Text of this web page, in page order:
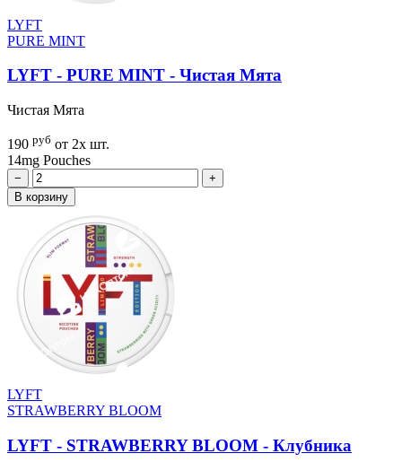
LYFT
PURE MINT
LYFT - PURE MINT - Чистая Мята
Чистая Мята
190 руб от 2х шт.
14mg Pouches
−
+
В корзину
LYFT
STRAWBERRY BLOOM
LYFT - STRAWBERRY BLOOM - Клубника